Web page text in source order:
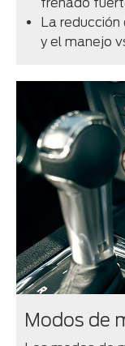
La
y el manejo
Modos de